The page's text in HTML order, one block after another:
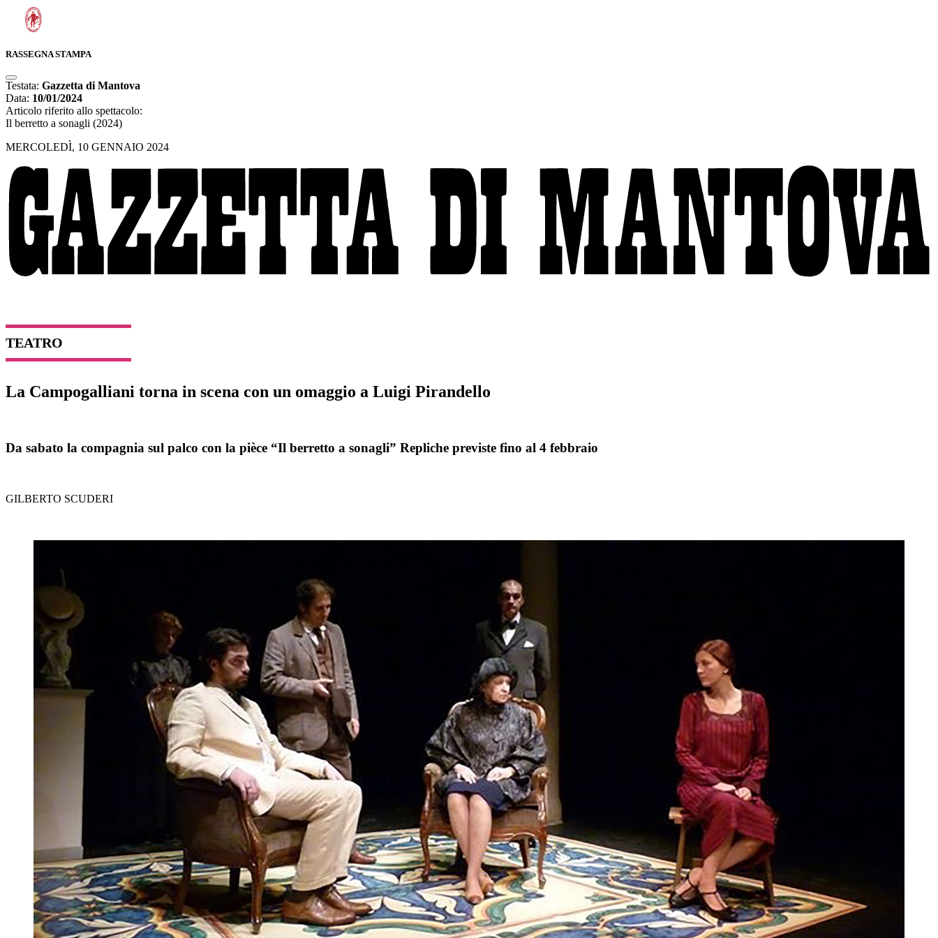
RASSEGNA STAMPA
Testata: Gazzetta di Mantova
Data: 10/01/2024
Articolo riferito allo spettacolo:
Il berretto a sonagli (2024)
MERCOLEDÌ, 10 GENNAIO 2024
TEATRO
La Campogalliani torna in scena con un omaggio a Luigi Pirandello
Da sabato la compagnia sul palco con la pièce “Il berretto a sonagli” Repliche previste fino al 4 febbraio
GILBERTO SCUDERI